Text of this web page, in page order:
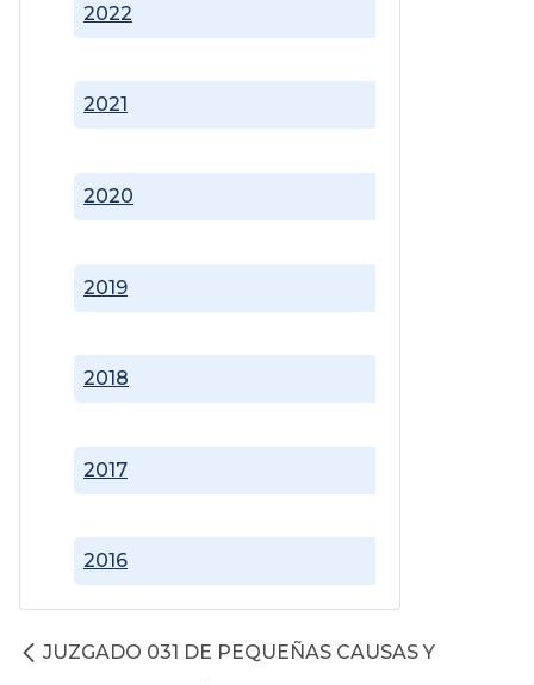
2016
2017
2018
2019
2020
2021
2022
JUZGADO 031 DE PEQUEÑAS CAUSAS Y